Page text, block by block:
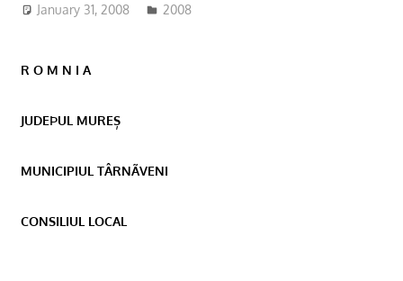
January 31, 2008 2008
R O M N I A
JUDEÞUL MUREȘ
MUNICIPIUL TÂRNÃVENI
CONSILIUL LOCAL